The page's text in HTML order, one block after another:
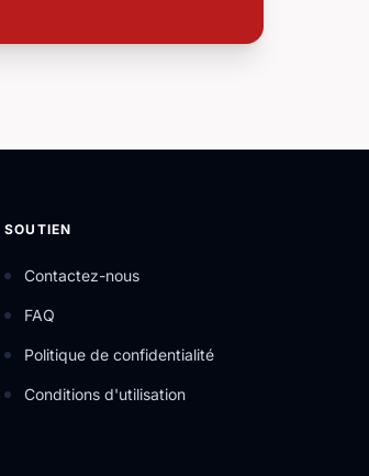
SOUTIEN
Contactez-nous
FAQ
Politique de confidentialité
Conditions d'utilisation